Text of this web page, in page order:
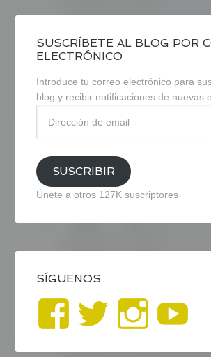
SUSCRÍBETE AL BLOG POR
ELECTRÓNICO
Introduce tu correo electrónico para
blog y recibir notificaciones de nuevas
email
SUSCRIBIR
Únete a otros 127K suscriptores
SÍGUENOS
Ver
perfil
Ver
perfil
Ver